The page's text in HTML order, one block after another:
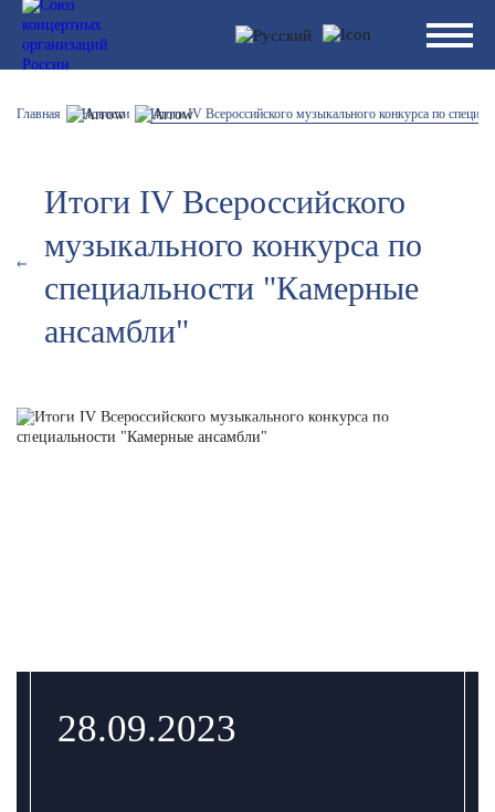
Главная Новости Итоги IV Всероссийского музыкального конкурса по
Итоги IV Всероссийского
музыкального конкурса по
специальности "Камерные
ансамбли"
28.09.2023